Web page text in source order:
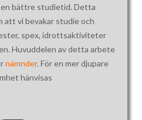
bättre studietid. Detta
att vi bevakar studie och
spex, idrottsaktiviteter
Huvuddelen av detta arbete
nämnder. För en mer djupare
hänvisas